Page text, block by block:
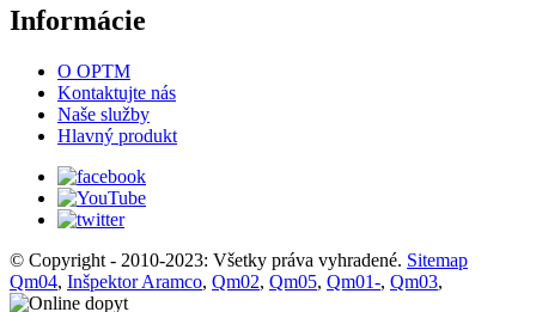
Informácie
O OPTM
Kontaktujte nás
Naše služby
Hlavný produkt
© Copyright - 2010-2023: Všetky práva vyhradené. Sitemap
Qm04, Inšpektor Aramco, Qm02, Qm05, Qm01-, Qm03,